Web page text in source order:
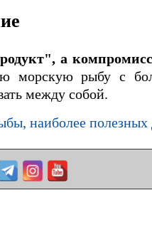
а
морскую рыбу с
между собой.
наиболее полезных